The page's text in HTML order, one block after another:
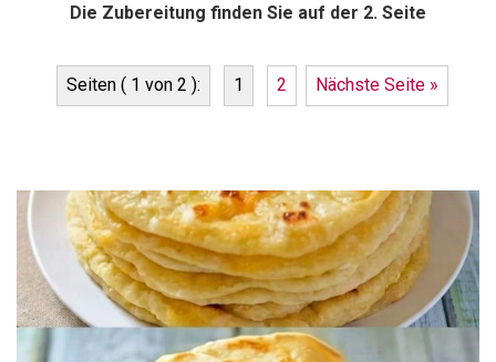
Die Zubereitung finden Sie auf der 2. Seite
Seiten ( 1 von 2 ): 1 2 Nächste Seite »